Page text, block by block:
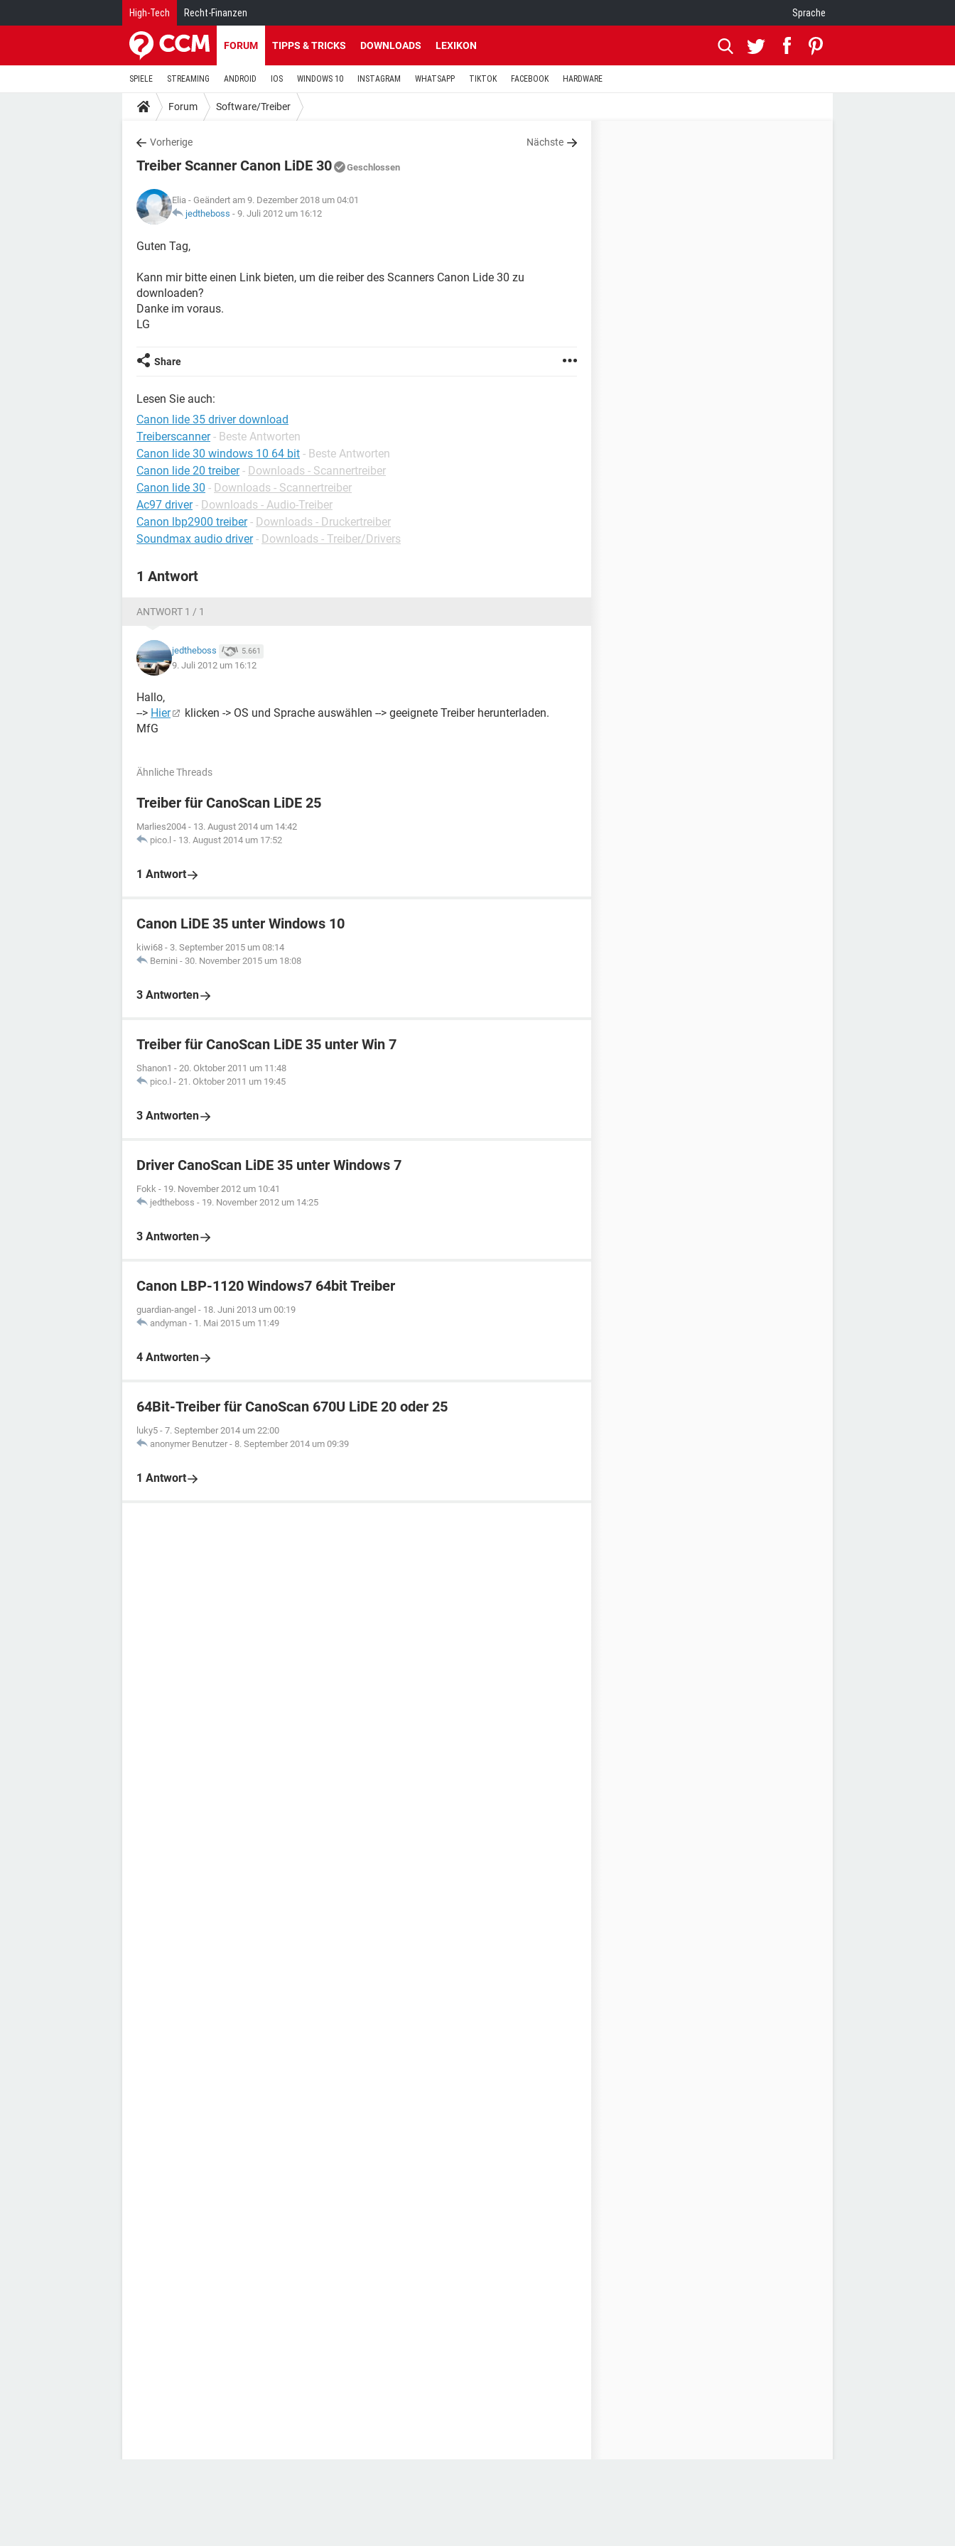
High-Tech Recht-Finanzen Sprache
FORUM TIPPS & TRICKS DOWNLOADS LEXIKON
SPIELE STREAMING ANDROID IOS WINDOWS 10 INSTAGRAM WHATSAPP TIKTOK FACEBOOK HARDWARE
Forum Software/Treiber
Vorherige Nächste
Treiber Scanner Canon LiDE 30 Geschlossen
Elia - Geändert am 9. Dezember 2018 um 04:01
jedtheboss - 9. Juli 2012 um 16:12
Guten Tag,
Kann mir bitte einen Link bieten, um die reiber des Scanners Canon Lide 30 zu
downloaden?
Danke im voraus.
LG
Share
Lesen Sie auch:
Canon lide 35 driver download
Treiberscanner - Beste Antworten
Canon lide 30 windows 10 64 bit - Beste Antworten
Canon lide 20 treiber - Downloads - Scannertreiber
Canon lide 30 - Downloads - Scannertreiber
Ac97 driver - Downloads - Audio-Treiber
Canon lbp2900 treiber - Downloads - Druckertreiber
Soundmax audio driver - Downloads - Treiber/Drivers
1 Antwort
ANTWORT 1 / 1
jedtheboss 5.661
9. Juli 2012 um 16:12
Hallo,
--> Hier
klicken -> OS und Sprache auswählen --> geeignete Treiber herunterladen.
MfG
Ähnliche Threads
Treiber für CanoScan LiDE 25
Marlies2004 - 13. August 2014 um 14:42
pico.l - 13. August 2014 um 17:52
1 Antwort
Canon LiDE 35 unter Windows 10
kiwi68 - 3. September 2015 um 08:14
Bernini - 30. November 2015 um 18:08
3 Antworten
Treiber für CanoScan LiDE 35 unter Win 7
Shanon1 - 20. Oktober 2011 um 11:48
pico.l - 21. Oktober 2011 um 19:45
3 Antworten
Driver CanoScan LiDE 35 unter Windows 7
Fokk - 19. November 2012 um 10:41
jedtheboss - 19. November 2012 um 14:25
3 Antworten
Canon LBP-1120 Windows7 64bit Treiber
guardian-angel - 18. Juni 2013 um 00:19
andyman - 1. Mai 2015 um 11:49
4 Antworten
64Bit-Treiber für CanoScan 670U LiDE 20 oder 25
luky5 - 7. September 2014 um 22:00
anonymer Benutzer - 8. September 2014 um 09:39
1 Antwort